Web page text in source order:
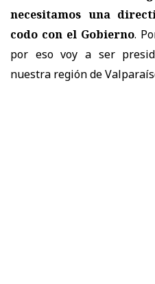
necesitamos una
codo con el Gobierno.
por eso voy a ser
nuestra región de